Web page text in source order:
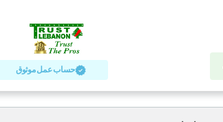
حساب عمل موثوق